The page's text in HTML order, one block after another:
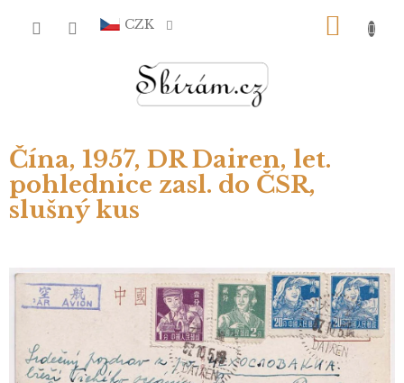
CZK
Čína, 1957, DR Dairen, let.
pohlednice zasl. do ČSR,
slušný kus